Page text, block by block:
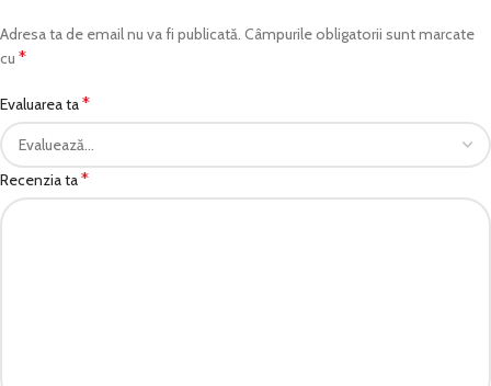
Adresa ta de email nu va fi publicată. Câmpurile obligatorii sunt marcate
cu *
Evaluarea ta*
Recenzia ta*